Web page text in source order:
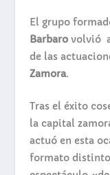
El grupo
Barbarovolvió a
de las
Zamora.
Tras el éxito
la capital
actuó en esta
formato